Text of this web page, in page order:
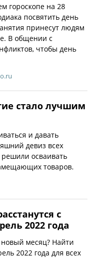
гороскопе на 28
посвятить день
принесут людям
В общении с
чтобы день
стало лучшим
и давать
девиз всех
осваивать
товаров.
с
2022 года
месяц? Найти
2022 года для всех